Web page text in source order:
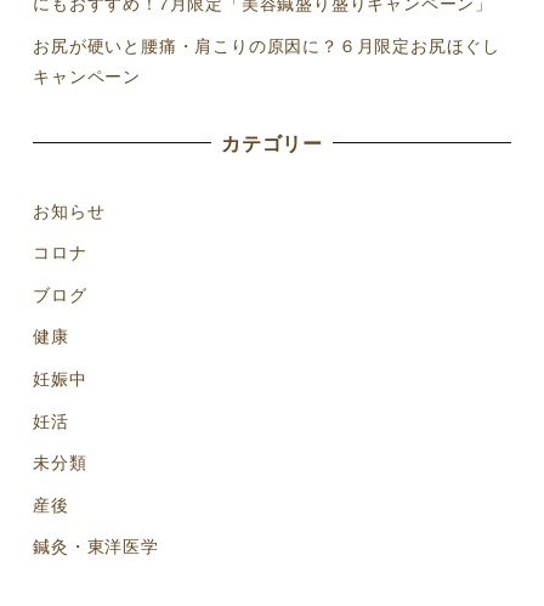
お尻が硬いと腰痛・肩こりの原因に？６月限定お尻ほぐし
キャンペーン
カテゴリー
お知らせ
コロナ
ブログ
健康
妊娠中
妊活
未分類
産後
鍼灸・東洋医学